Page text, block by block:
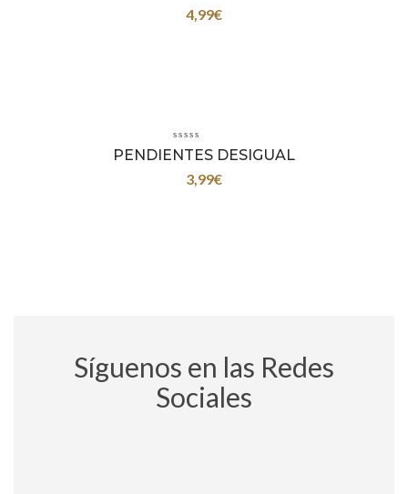
4,99€
PENDIENTES DESIGUAL
3,99€
Síguenos en las Redes
Sociales